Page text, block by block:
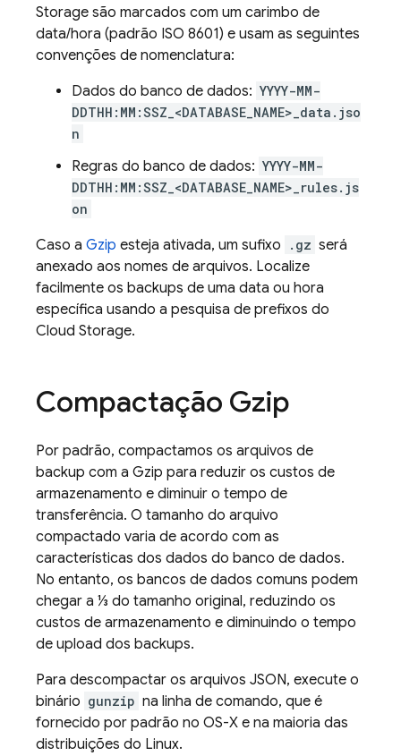
Storage são marcados com um carimbo de
data/hora (padrão ISO 8601) e usam as seguintes
convenções de nomenclatura:
Dados do banco de dados: YYYY-MM-
DDTHH:MM:SSZ_<DATABASE_NAME>_data.jso
n
Regras do banco de dados: YYYY-MM-
DDTHH:MM:SSZ_<DATABASE_NAME>_rules.js
on
Caso a Gzip esteja ativada, um sufixo .gz será
anexado aos nomes de arquivos. Localize
facilmente os backups de uma data ou hora
específica usando a pesquisa de prefixos do
Cloud Storage.
Compactação Gzip
Por padrão, compactamos os arquivos de
backup com a Gzip para reduzir os custos de
armazenamento e diminuir o tempo de
transferência. O tamanho do arquivo
compactado varia de acordo com as
características dos dados do banco de dados.
No entanto, os bancos de dados comuns podem
chegar a ⅓ do tamanho original, reduzindo os
custos de armazenamento e diminuindo o tempo
de upload dos backups.
Para descompactar os arquivos JSON, execute o
binário gunzip na linha de comando, que é
fornecido por padrão no OS-X e na maioria das
distribuições do Linux.